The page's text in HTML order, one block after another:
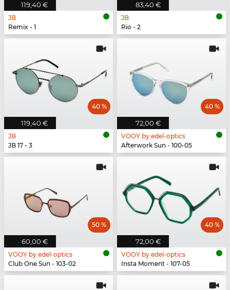
119,40 €
JB
Remix - 1
83,40 €
JB
Rio - 2
119,40 €
40 %
JB
JB 17 - 3
72,00 €
40 %
VOOY by edel-optics
Afterwork Sun - 100-05
60,00 €
50 %
VOOY by edel-optics
Club One Sun - 103-02
72,00 €
40 %
VOOY by edel-optics
Insta Moment - 107-05